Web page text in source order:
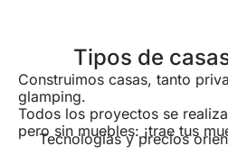
Tipos de
Construimos casas, tanto
glamping.
Todos los proyectos se
pero sin muebles: ¡trae tus
Tecnologías y precios